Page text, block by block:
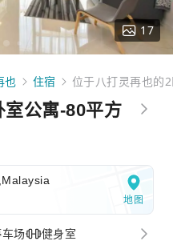
17
也 住宿 位于八打灵再也的
公寓-80平方
地图
场 健身室